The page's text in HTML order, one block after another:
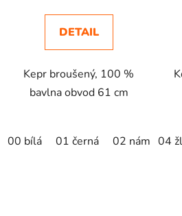
DETAIL
Kepr broušený, 100 %
bavlna obvod 61 cm
00 bílá 01 černá 02 námořní04